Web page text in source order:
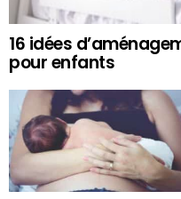
16 idées
pour enfants